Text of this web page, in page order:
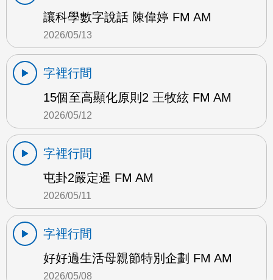
讓科學數字說話 陳偉婷 FM AM
2026/05/13
字裡行間
15個至高顯化原則2 王牧絃 FM AM
2026/05/12
字裡行間
屯卦2嚴定暹 FM AM
2026/05/11
字裡行間
好好過生活母親節特別企劃 FM AM
2026/05/08